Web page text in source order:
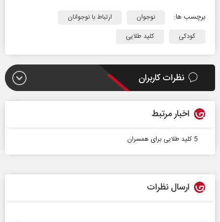
برچسب ها: نوجوان
ارتباط با نوجوانان
کودکی
کلید طلایی
نظرات کاربران
اخبار مرتبط
5 کلید طلایی برای همسران
ارسال نظرات